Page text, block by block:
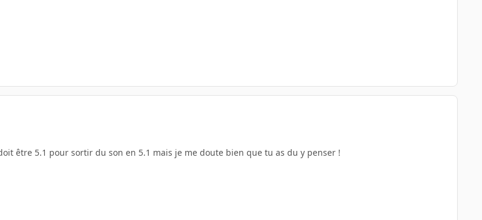
être 5.1 pour sortir du son en 5.1 mais je me doute bien que tu as du y penser !